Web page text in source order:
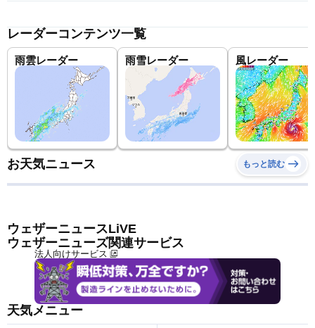
レーダーコンテンツ一覧
雨雲レーダー 雨雪レーダー 風レーダー
お天気ニュース もっと読む
ウェザーニュースLiVE
ウェザーニューズ関連サービス
法人向けサービス
天気メニュー